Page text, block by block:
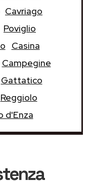
Cavriago
Poviglio
Casina
Campegine
Gattatico
Reggiolo
d'Enza